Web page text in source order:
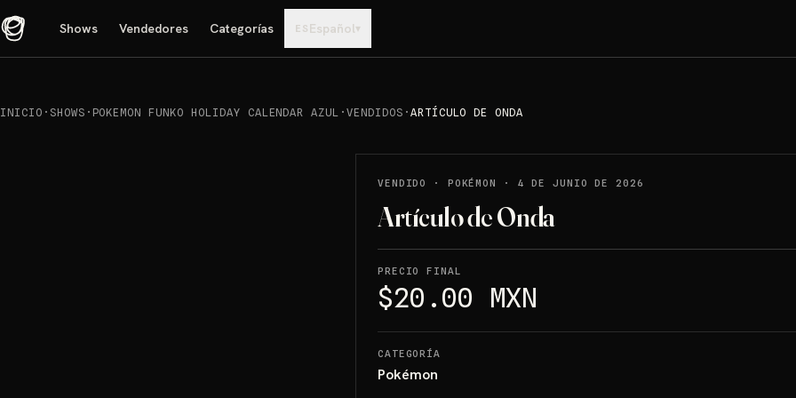
Shows Vendedores Categorías ES Español▾
INICIO · SHOWS · POKEMON FUNKO HOLIDAY CALENDAR AZUL ·VENDIDOS · ARTÍCULO DE ONDA
VENDIDO · POKÉMON · 4 DE JUNIO DE 2026
Artículo de Onda
PRECIO FINAL
$20.00 MXN
CATEGORÍA
Pokémon